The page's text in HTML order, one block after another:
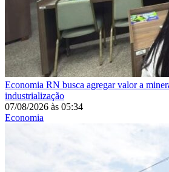
Economia RN busca agregar valor a
industrialização
07/08/2026 às 05:34
Economia